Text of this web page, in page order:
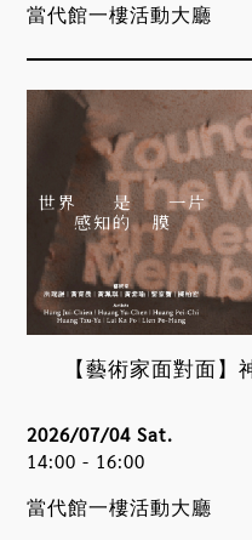
當代館一樓活動大廳
【藝術家面對面
當代館一樓活動大廳
2026/07/04 Sat.
14:00 - 16:00